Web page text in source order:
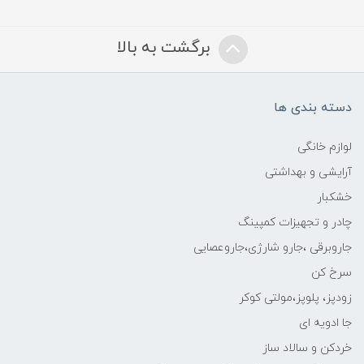
برگشت به بالا
دسته بندی ها
لوازم خانگی
آرایشی و بهداشتی
خشکبار
چادر و تجهیزات کمپینگ
جاروبرقی ،جارو شارژی،جاروعصایی
سرخ کن
زودپز، پلوپز،مولتی کوکر
جا ادویه ای
خردکن و سالاد ساز